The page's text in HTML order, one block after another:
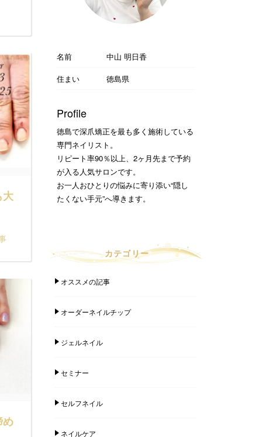
大
め
名前
中山 明日香
住まい
徳島県
Profile
徳島で深爪矯正を最も多く施術している
専門ネイリスト。
リピート率90％以上、2ヶ月先まで予約
が入る人気サロンです。
お一人おひとりの悩みに寄り添い“隠し
たくない手元”へ導きます。
カテゴリー
オススメの記事
オーダーネイルチップ
ジェルネイル
セミナー
セルフネイル
ネイルケア